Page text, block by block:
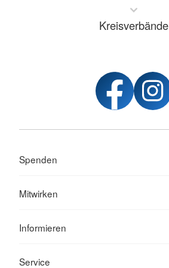
Kreisverbände
Spenden
Mitwirken
Informieren
Service